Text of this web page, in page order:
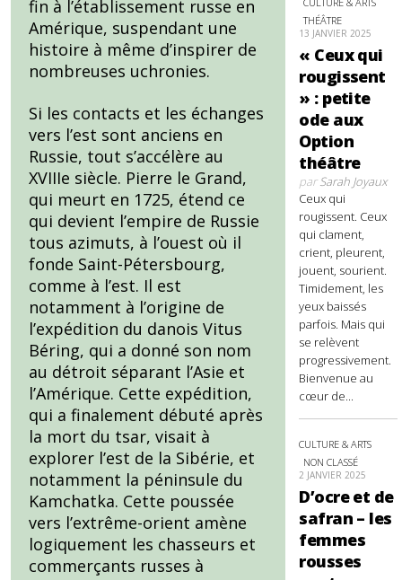
fin à l’établissement russe en
Amérique, suspendant une
histoire à même d’inspirer de
nombreuses uchronies.
Si les contacts et les échanges
vers l’est sont anciens en
Russie, tout s’accélère au
XVIIIe siècle. Pierre le Grand,
qui meurt en 1725, étend ce
qui devient l’empire de Russie
tous azimuts, à l’ouest où il
fonde Saint-Pétersbourg,
comme à l’est. Il est
notamment à l’origine de
l’expédition du danois Vitus
Béring, qui a donné son nom
au détroit séparant l’Asie et
l’Amérique. Cette expédition,
qui a finalement débuté après
la mort du tsar, visait à
explorer l’est de la Sibérie, et
notamment la péninsule du
Kamchatka. Cette poussée
vers l’extrême-orient amène
logiquement les chasseurs et
commerçants russes à
THÉÂTRE
13 JANVIER 2025
« Ceux qui
rougissent
» : petite
ode aux
Option
théâtre
parSarah Joyaux
Ceux qui
rougissent. Ceux
qui clament,
crient, pleurent,
jouent, sourient.
Timidement, les
yeux baissés
parfois. Mais qui
se relèvent
progressivement.
Bienvenue au
cœur de...
CULTURE & ARTS
NON CLASSÉ
2 JANVIER 2025
D’ocre et de
safran – les
femmes
rousses